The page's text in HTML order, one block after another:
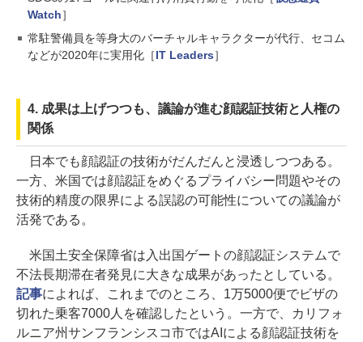
Watch］
常駐警備員を等身大のバーチャルキャラクターが代行、セコム
などが2020年に実用化［IT Leaders］
4. 成果は上げつつも、議論が進む顔認証技術と人権の
関係
日本でも顔認証の技術がだんだんと浸透しつつある。
一方、米国では顔認証をめぐるプライバシー問題やその
技術的精度の限界による誤認の可能性についての議論が
活発である。
米国土安全保障省は入出国ゲートの顔認証システムで
不法長期滞在者発見に大きな成果があったとしている。
記事によれば、これまでのところ、1万5000便でビザの
切れた乗客7000人を確認したという。一方で、カリフォ
ルニア州サンフランシスコ市ではAIによる顔認証技術を